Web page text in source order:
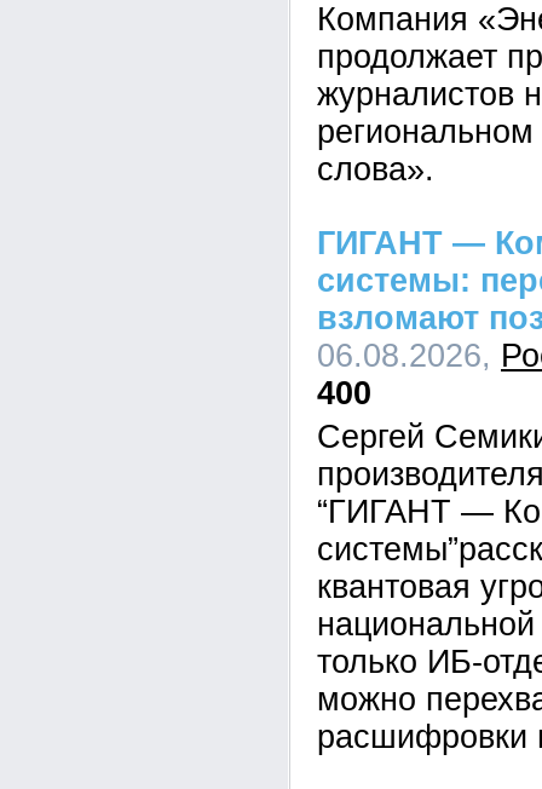
Компания
продолжает
журналистов
слова».
ГИГАНТ —
системы:
взломают
06.08.2026,
400
Сергей
“ГИГАНТ —
квантовая
только ИБ-
можно
расшифровки